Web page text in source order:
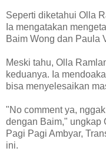
Seperti diketahui Olla
Ia mengatakan
Baim Wong dan Paula
Meski tahu, Olla
keduanya. Ia
bisa menyelesaikan
"No comment ya,
dengan Baim," ungkap
Pagi Pagi Ambyar,
ini.